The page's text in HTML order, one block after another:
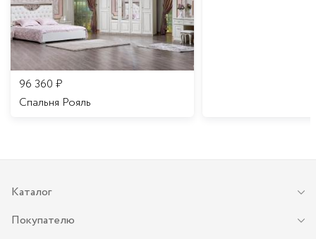
96 360 ₽
Спальня Рояль
Каталог
Покупателю